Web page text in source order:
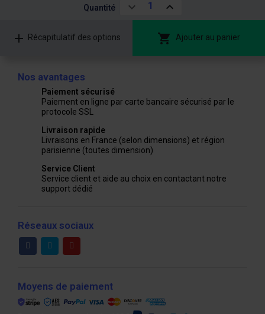
Quantité 1
Récapitulatif des options Ajouter au panier
Nos avantages
Paiement sécurisé
Paiement en ligne par carte bancaire sécurisé par le
protocole SSL
Livraison rapide
Livraisons en France (selon dimensions) et région
parisienne (toutes dimension)
Service Client
Service client et aide au choix en contactant notre
support dédié
Réseaux sociaux
Moyens de paiement